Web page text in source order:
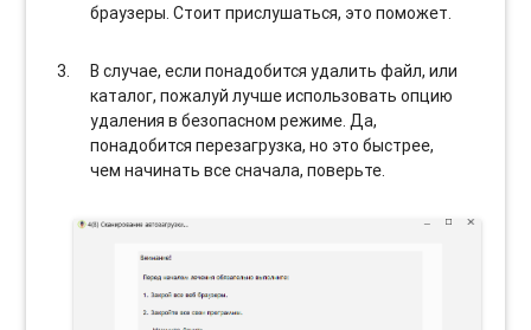
браузеры. Стоит прислушаться, это поможет.
В случае, если понадобится удалить файл, или
каталог, пожалуй лучше использовать опцию
удаления в безопасном режиме. Да,
понадобится перезагрузка, но это быстрее,
чем начинать все сначала, поверьте.